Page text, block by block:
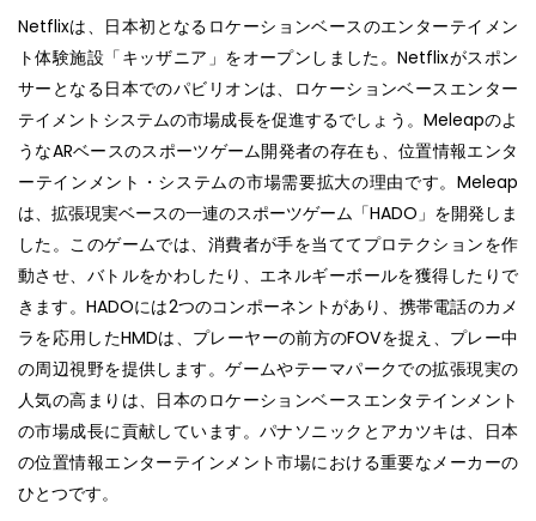
Netflixは、日本初となるロケーションベースのエンターテイメン
ト体験施設「キッザニア」をオープンしました。Netflixがスポン
サーとなる日本でのパビリオンは、ロケーションベースエンター
テイメントシステムの市場成長を促進するでしょう。Meleapのよ
うなARベースのスポーツゲーム開発者の存在も、位置情報エンタ
ーテインメント・システムの市場需要拡大の理由です。Meleap
は、拡張現実ベースの一連のスポーツゲーム「HADO」を開発しま
した。このゲームでは、消費者が手を当ててプロテクションを作
動させ、バトルをかわしたり、エネルギーボールを獲得したりで
きます。HADOには2つのコンポーネントがあり、携帯電話のカメ
ラを応用したHMDは、プレーヤーの前方のFOVを捉え、プレー中
の周辺視野を提供します。ゲームやテーマパークでの拡張現実の
人気の高まりは、日本のロケーションベースエンタテインメント
の市場成長に貢献しています。パナソニックとアカツキは、日本
の位置情報エンターテインメント市場における重要なメーカーの
ひとつです。